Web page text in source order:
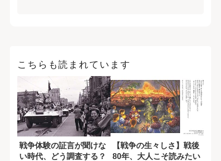
こちらも読まれています
戦争体験の証言が聞けな
い時代、どう調査する？
【戦争の生々しさ】戦後
80年、大人こそ読みたい